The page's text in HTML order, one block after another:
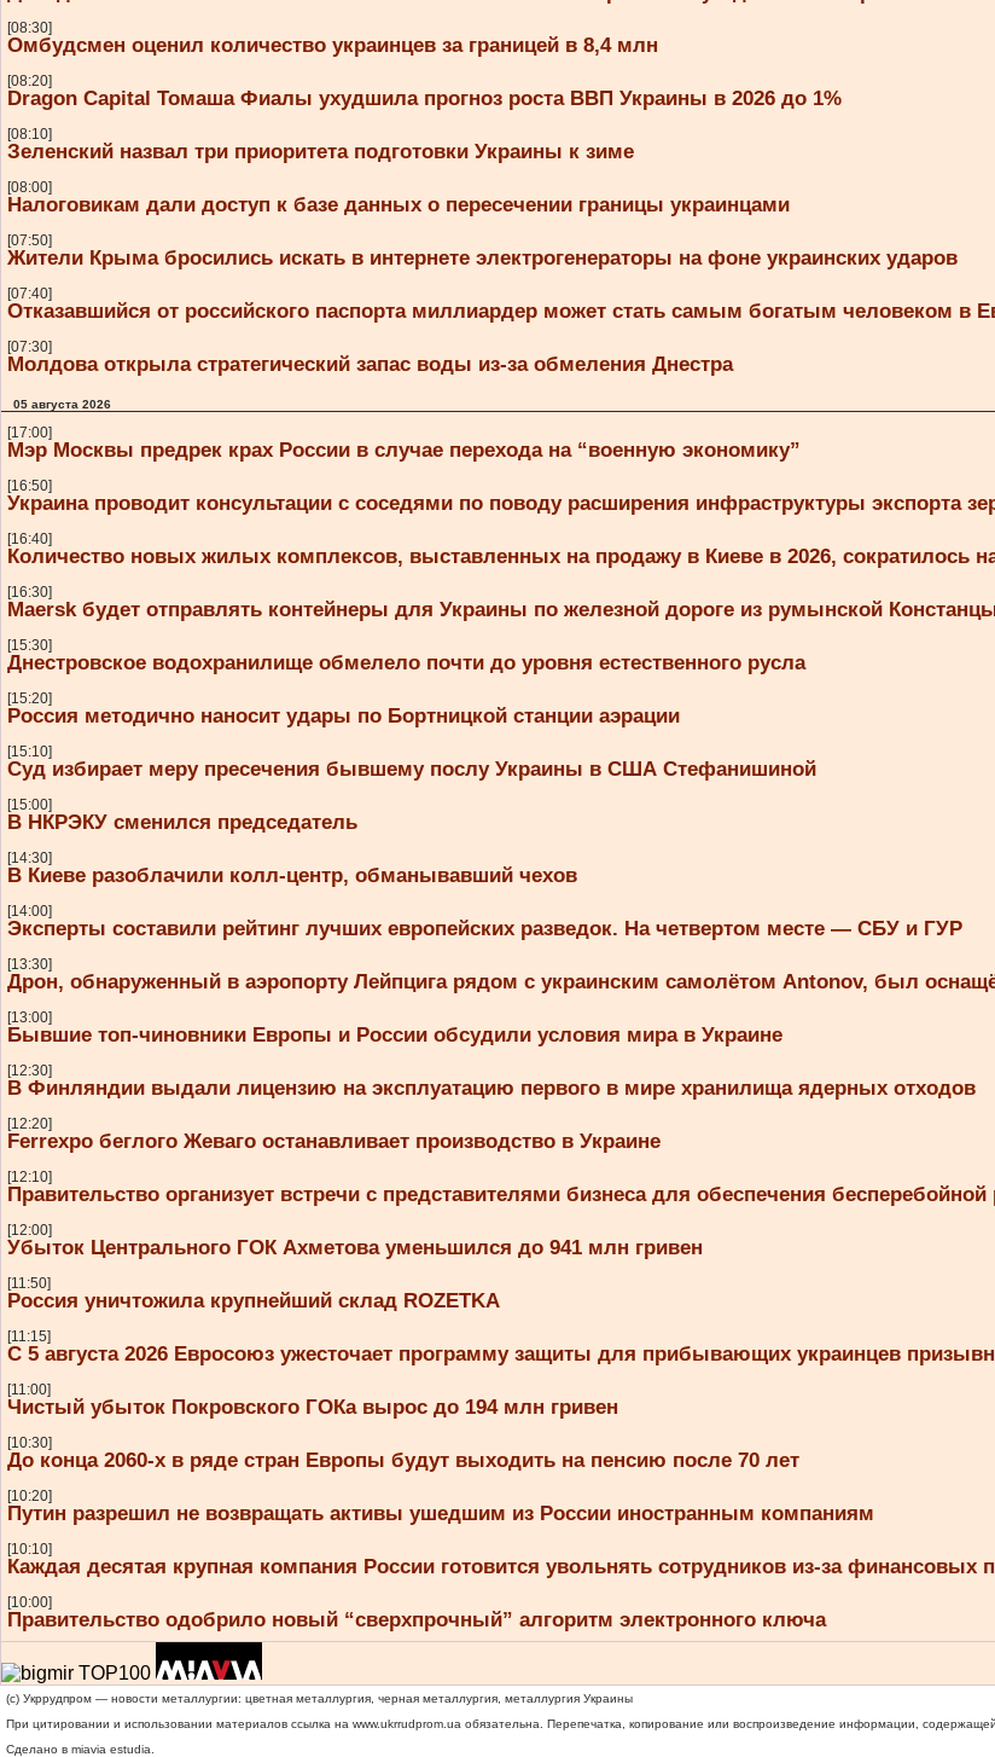
[08:30]
Омбудсмен оценил количество украинцев за границей в 8,4 млн
[08:20]
Dragon Capital Томаша Фиалы ухудшила прогноз роста ВВП Украины в 2026 до 1%
[08:10]
Зеленский назвал три приоритета подготовки Украины к зиме
[08:00]
Налоговикам дали доступ к базе данных о пересечении границы украинцами
[07:50]
Жители Крыма бросились искать в интернете электрогенераторы на фоне украинских ударов
[07:40]
Отказавшийся от российского паспорта миллиардер может стать самым богатым человеком в
[07:30]
Молдова открыла стратегический запас воды из-за обмеления Днестра
05 августа 2026
[17:00]
Мэр Москвы предрек крах России в случае перехода на “военную экономику”
[16:50]
Украина проводит консультации с соседями по поводу расширения инфраструктуры экспорта
[16:40]
Количество новых жилых комплексов, выставленных на продажу в Киеве в 2026, сократилось
[16:30]
Maersk будет отправлять контейнеры для Украины по железной дороге из румынской
[15:30]
Днестровское водохранилище обмелело почти до уровня естественного русла
[15:20]
Россия методично наносит удары по Бортницкой станции аэрации
[15:10]
Суд избирает меру пресечения бывшему послу Украины в США Стефанишиной
[15:00]
В НКРЭКУ сменился председатель
[14:30]
В Киеве разоблачили колл-центр, обманывавший чехов
[14:00]
Эксперты составили рейтинг лучших европейских разведок. На четвертом месте — СБУ и ГУР
[13:30]
Дрон, обнаруженный в аэропорту Лейпцига рядом с украинским самолётом Antonov, был
[13:00]
Бывшие топ-чиновники Европы и России обсудили условия мира в Украине
[12:30]
В Финляндии выдали лицензию на эксплуатацию первого в мире хранилища ядерных отходов
[12:20]
Ferrexpo беглого Жеваго останавливает производство в Украине
[12:10]
Правительство организует встречи с представителями бизнеса для обеспечения
[12:00]
Убыток Центрального ГОК Ахметова уменьшился до 941 млн гривен
[11:50]
Россия уничтожила крупнейший склад ROZETKA
[11:15]
С 5 августа 2026 Евросоюз ужесточает программу защиты для прибывающих украинцев
[11:00]
Чистый убыток Покровского ГОКа вырос до 194 млн гривен
[10:30]
До конца 2060-х в ряде стран Европы будут выходить на пенсию после 70 лет
[10:20]
Путин разрешил не возвращать активы ушедшим из России иностранным компаниям
[10:10]
Каждая десятая крупная компания России готовится увольнять сотрудников из-за финансовых
[10:00]
Правительство одобрило новый “сверхпрочный” алгоритм электронного ключа
(c) Укррудпром — новости металлургии: цветная металлургия, черная металлургия, металлургия Украины
При цитировании и использовании материалов ссылка на www.ukrrudprom.ua обязательна. Перепечатка, копирование или воспроизведение информации,
Сделано в miavia estudia.